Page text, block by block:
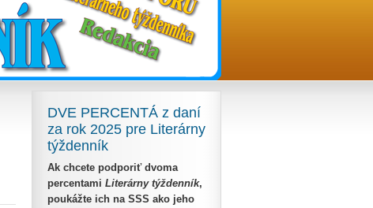
DVE PERCENTÁ z daní
za rok 2025 pre Literárny
týždenník
Ak chcete podporiť dvoma
percentami Literárny týždenník,
poukážte ich na SSS ako jeho